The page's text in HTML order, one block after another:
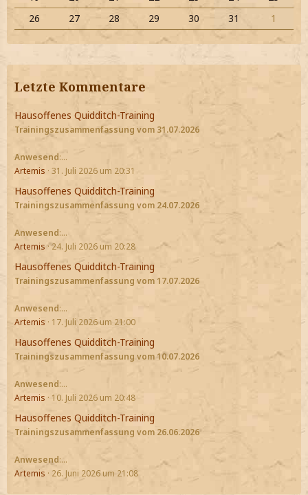
26
27 28 29 30 31 1
Letzte Kommentare
Hausoffenes Quidditch-Training
Trainingszusammenfassung vom 31.07.2026
Anwesend:…
Artemis 31. Juli 2026 um 20:31
Hausoffenes Quidditch-Training
Trainingszusammenfassung vom 24.07.2026
Anwesend:…
Artemis 24. Juli 2026 um 20:28
Hausoffenes Quidditch-Training
Trainingszusammenfassung vom 17.07.2026
Anwesend:…
Artemis
17. Juli 2026 um 21:00
Hausoffenes Quidditch-Training
Trainingszusammenfassung vom 10.07.2026
Anwesend:…
Artemis
10. Juli 2026 um 20:48
Hausoffenes Quidditch-Training
Trainingszusammenfassung vom 26.06.2026
Anwesend:…
Artemis
26. Juni 2026 um 21:08